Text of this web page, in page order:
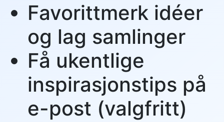
Favorittmerk idéer
og lag samlinger
Få ukentlige
inspirasjonstips på
e-post (valgfritt)